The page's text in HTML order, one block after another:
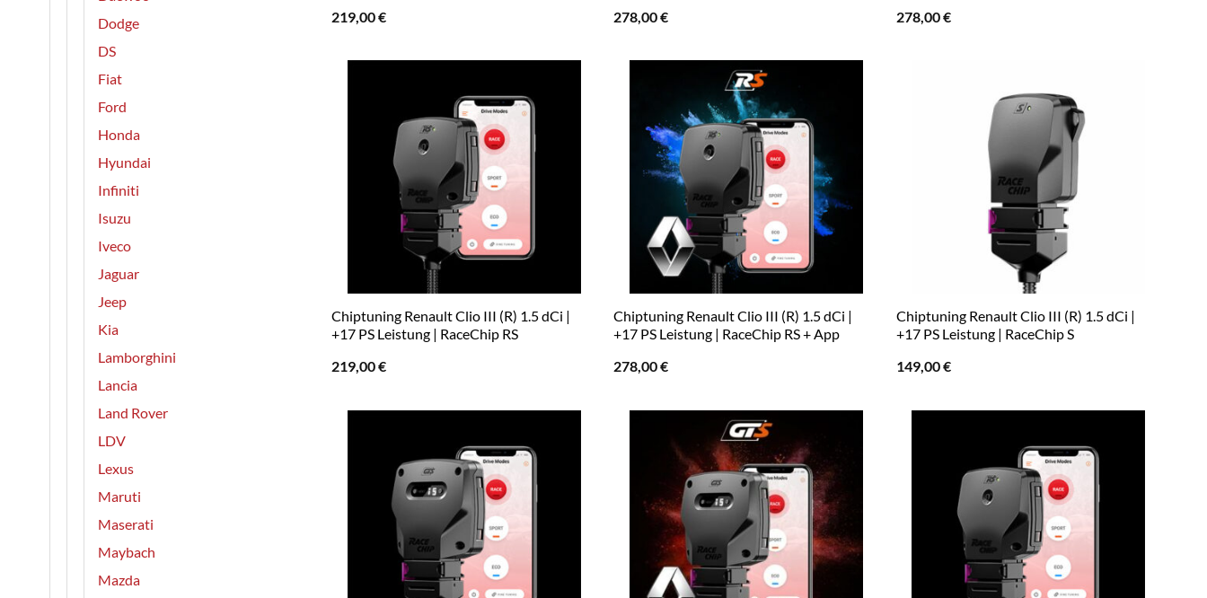
Dodge
DS
Fiat
Ford
Honda
Hyundai
Infiniti
Isuzu
Iveco
Jaguar
Jeep
Kia
Lamborghini
Lancia
Land Rover
LDV
Lexus
Maruti
Maserati
Maybach
Mazda
219,00€
278,00€
278,00€
Chiptuning Renault Clio III (R) 1.5 dCi |
+17 PS Leistung | RaceChip RS
219,00€
Chiptuning Renault Clio III (R) 1.5 dCi |
+17 PS Leistung | RaceChip RS + App
278,00€
Chiptuning Renault Clio III (R) 1.5 dCi |
+17 PS Leistung | RaceChip S
149,00€